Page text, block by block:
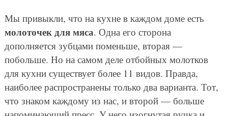
Мы привыкли, что на кухне в каждом доме есть
молоточек для мяса. Одна его сторона
дополняется зубцами поменьше, вторая —
побольше. Но на самом деле отбойных молотков
для кухни существует более 11 видов. Правда,
наиболее распространены только два варианта. Тот,
что знаком каждому из нас, и второй — больше